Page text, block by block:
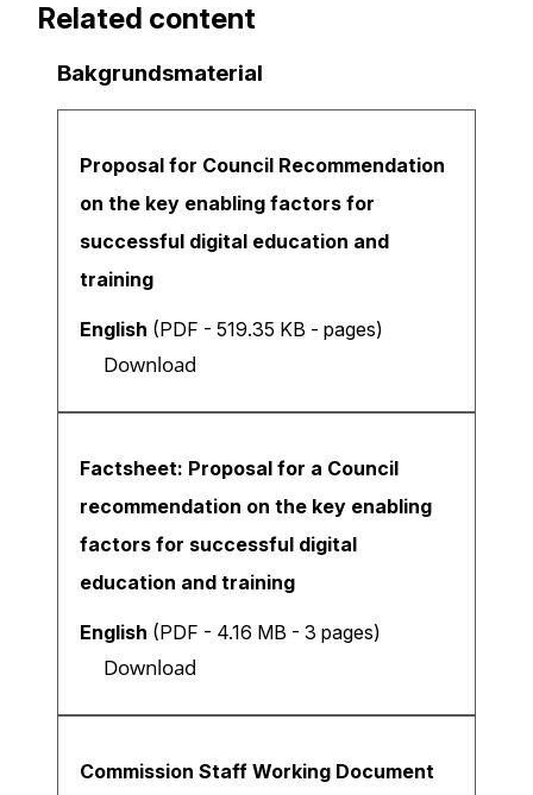
Related content
Bakgrundsmaterial
Proposal for Council Recommendation
on the key enabling factors for
successful digital education and
training
English (PDF - 519.35 KB - pages)
Download
Factsheet: Proposal for a Council
recommendation on the key enabling
factors for successful digital
education and training
English (PDF - 4.16 MB - 3 pages)
Download
Commission Staff Working Document